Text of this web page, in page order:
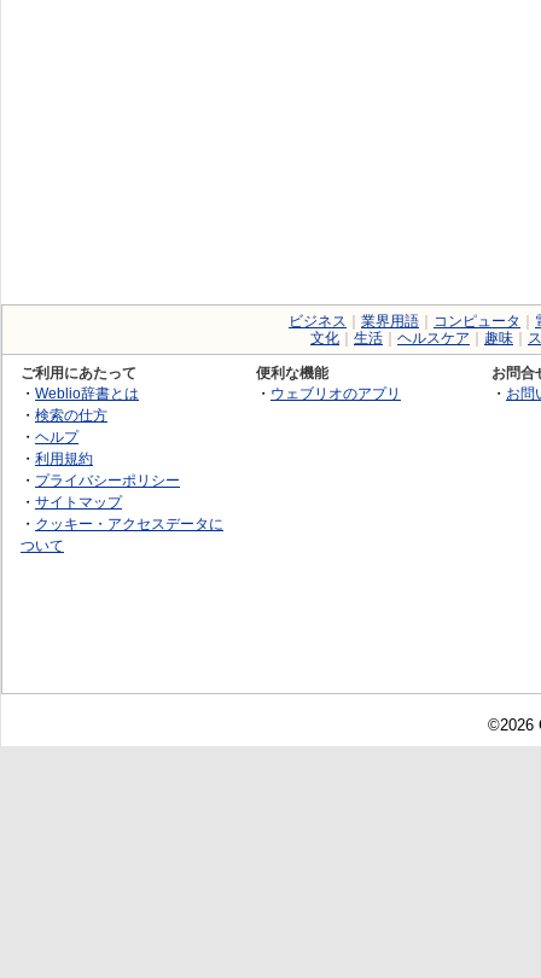
ビジネス 業界用語 コンピュータ
文化
生活 ヘルスケア 趣味
ご利用にあたって
・ Weblio辞書とは
・ 検索の仕方
・ ヘルプ
・ 利用規約
・ プライバシーポリシー
・ サイトマップ
・ クッキー・アクセスデータに
ついて
便利な機能
・ ウェブリオのアプリ
お問合
・ お問
©2026